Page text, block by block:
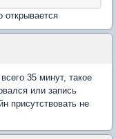
открывается
35 минут, такое
или запись
присутствовать не